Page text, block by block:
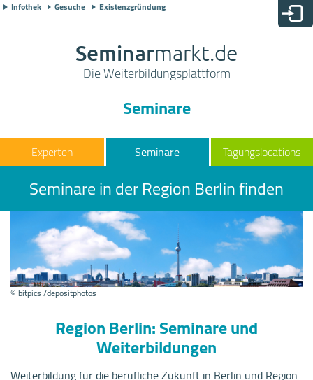
Infothek Gesuche Existenzgründung
Seminarmarkt.de
Die Weiterbildungsplattform
Seminare
Seminare Tagungslocations
Seminare in der Region Berlin finden
© bitpics /depositphotos
Region Berlin: Seminare und
Weiterbildungen
Weiterbildung für die berufliche Zukunft in Berlin und Region